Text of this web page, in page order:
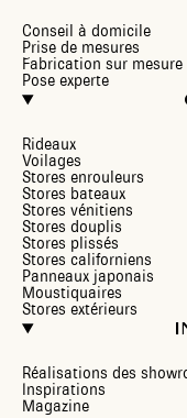
Conseil à domicile
Prise de mesures
Fabrication sur mesure
Pose experte
Rideaux
Voilages
Stores enrouleurs
Stores bateaux
Stores vénitiens
Stores douplis
Stores plissés
Stores californiens
Panneaux japonais
Moustiquaires
Stores extérieurs
Réalisations des
Inspirations
Magazine